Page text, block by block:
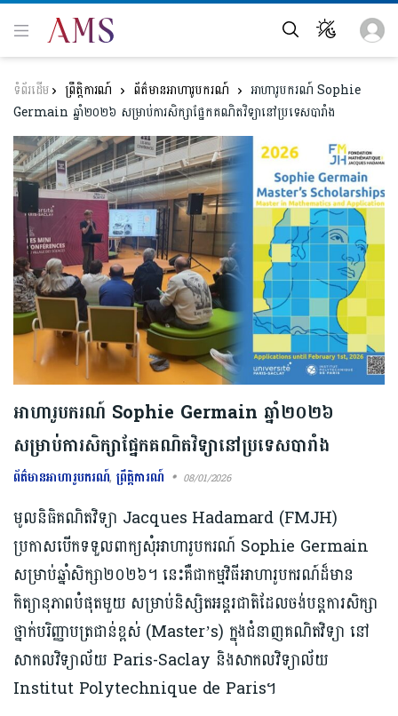
ព្រឹត្តិការណ៍ ព័ត៌មានអាហារូបករណ៍
អាហារូបករណ៍ Sophie
Germain ឆ្នាំ២០២៦ សម្រាប់ការសិក្សាផ្នែកគណិតវិទ្យានៅប្រទេសបារាំង
អាហារូបករណ៍ Sophie Germain ឆ្នាំ២០២៦
សម្រាប់ការសិក្សាផ្នែកគណិតវិទ្យានៅប្រទេសបារាំង
ព័ត៌មានអាហារូបករណ៍,ព្រឹត្តិការណ៍ 08/01/2026
មូលនិធិគណិតវិទ្យា Jacques Hadamard (FMJH)
ប្រកាសបើកទទួលពាក្យសុំអាហារូបករណ៍ Sophie Germain
សម្រាប់ឆ្នាំសិក្សា២០២៦។ នេះគឺជាកម្មវិធីអាហារូបករណ៍ដ៏មាន
កិត្យានុភាពបំផុតមួយ សម្រាប់និស្សិតអន្តរជាតិដែលចង់បន្តការសិក្សា
ថ្នាក់បរិញ្ញាបត្រជាន់ខ្ពស់ (Master’s) ក្នុងជំនាញគណិតវិទ្យា នៅ
សាកលវិទ្យាល័យ Paris-Saclay និងសាកលវិទ្យាល័យ
Institut Polytechnique de Paris។